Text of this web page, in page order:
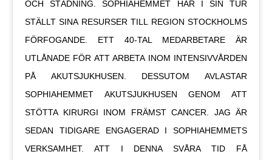
OCH STÄDNING. SOPHIAHEMMET HAR I SIN TUR
STÄLLT SINA RESURSER TILL REGION STOCKHOLMS
FÖRFOGANDE. ETT 40-TAL MEDARBETARE ÄR
UTLÅNADE FÖR ATT ARBETA INOM INTENSIVVÅRDEN
PÅ AKUTSJUKHUSEN. DESSUTOM AVLASTAR
SOPHIAHEMMET AKUTSJUKHUSEN GENOM ATT
STÖTTA KIRURGI INOM FRÄMST CANCER. JAG ÄR
SEDAN TIDIGARE ENGAGERAD I SOPHIAHEMMETS
VERKSAMHET. ATT I DENNA SVÅRA TID FÅ